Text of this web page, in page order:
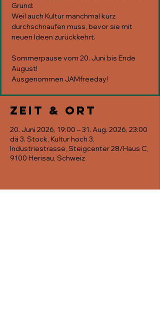
Grund:
Weil auch Kultur manchmal kurz
durchschnaufen muss, bevor sie mit
neuen Ideen zurückkehrt.
Sommerpause vom 20. Juni bis Ende
August!
Ausgenommen JAMfreeday!
Zeit & Ort
20. Juni 2026, 19:00 – 31. Aug. 2026, 23:00
dä 3. Stock, Kultur hoch 3,
Industriestrasse, Steigcenter 28/Haus C,
9100 Herisau, Schweiz